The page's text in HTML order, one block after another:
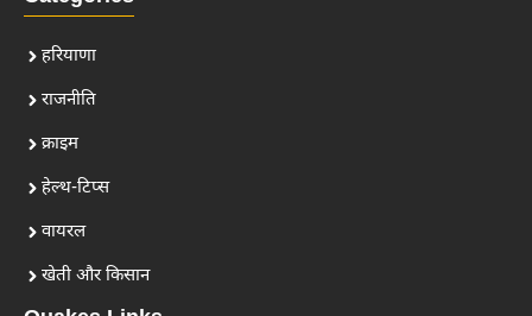
हरियाणा
राजनीति
क्राइम
हेल्थ-टिप्स
वायरल
खेती और किसान